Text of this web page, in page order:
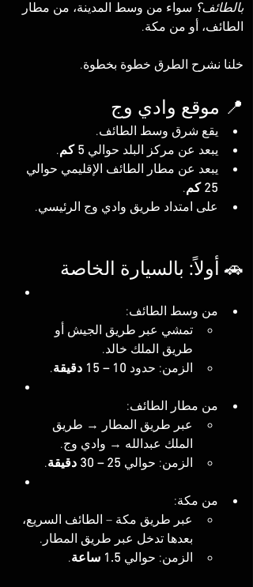
بالطائف؟ سواء من وسط المدينة، من مطار
الطائف، أو من مكة.
خلنا نشرح الطرق خطوة بخطوة.
📍 موقع وادي وج
يقع شرق وسط الطائف.
يبعد عن مركز البلد حوالي 5 كم
.
يبعد عن مطار الطائف الإقليمي حوالي
25 كم
.
على امتداد طريق وادي وج الرئيسي.
🚗 أولاً: بالسيارة الخاصة
من وسط الطائف:
تمشي عبر طريق الجيش أو
طريق الملك خالد.
الزمن: حدود 10 – 15 دقيقة .
من مطار الطائف:
عبر طريق المطار → طريق
الملك عبدالله → وادي وج.
الزمن: حوالي 25 – 30 دقيقة .
من مكة:
عبر طريق مكة – الطائف السريع،
بعدها تدخل عبر طريق المطار.
الزمن: حوالي 1.5 ساعة .